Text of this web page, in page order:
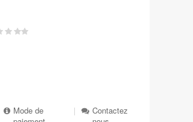
Mode de
|
Contactez